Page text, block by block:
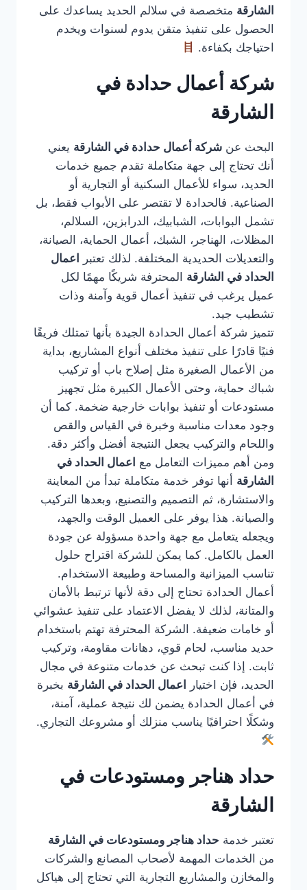
الشارقة متخصصة في سلالم الحديد يساعدك على
الحصول على تنفيذ متقن يدوم لسنوات ويخدم
احتياجك بكفاءة.
شركة أعمال حدادة في
الشارقة
البحث عن شركة أعمال حدادة في الشارقة يعني
أنك تحتاج إلى جهة متكاملة تقدم جميع خدمات
الحديد، سواء للأعمال السكنية أو التجارية أو
الصناعية. فالحدادة لا تقتصر على الأبواب فقط، بل
تشمل البوابات، الشبابيك، الدرابزين، السلالم،
المظلات، الهناجر، الشبك، أعمال الحماية، الصيانة،
والتعديلات الحديدية المختلفة. لذلك تعتبر
اعمال
الحداد في الشارقة المحترفة شريكًا مهمًا لكل
عميل يرغب في تنفيذ أعمال قوية وآمنة وذات
تشطيب جيد.
تتميز شركة أعمال الحدادة الجيدة بأنها تمتلك فريقًا
فنيًا قادرًا على تنفيذ مختلف أنواع المشاريع، بداية
من الأعمال الصغيرة مثل إصلاح باب أو تركيب
شباك حماية، وحتى الأعمال الكبيرة مثل تجهيز
مستودعات أو تنفيذ بوابات خارجية ضخمة. كما أن
وجود معدات مناسبة وخبرة في القياس والقص
واللحام والتركيب يجعل النتيجة أفضل وأكثر دقة.
ومن أهم مميزات التعامل مع اعمال الحداد في
الشارقة أنها توفر خدمة متكاملة تبدأ من المعاينة
والاستشارة، ثم التصميم والتصنيع، وبعدها التركيب
والصيانة. هذا يوفر على العميل الوقت والجهد،
ويجعله يتعامل مع جهة واحدة مسؤولة عن جودة
العمل بالكامل. كما يمكن للشركة اقتراح حلول
تناسب الميزانية والمساحة وطبيعة الاستخدام.
أعمال الحدادة تحتاج إلى دقة لأنها ترتبط بالأمان
والمتانة، لذلك لا يفضل الاعتماد على تنفيذ عشوائي
أو خامات ضعيفة. الشركة المحترفة تهتم باستخدام
حديد مناسب، لحام قوي، دهانات مقاومة، وتركيب
ثابت. إذا كنت تبحث عن خدمات متنوعة في مجال
الحديد، فإن اختيار
اعمال الحداد في الشارقة بخبرة
في أعمال الحدادة يضمن لك نتيجة عملية، آمنة،
وشكلًا احترافيًا يناسب منزلك أو مشروعك التجاري.
حداد هناجر ومستودعات في
الشارقة
تعتبر خدمة حداد هناجر ومستودعات في الشارقة
من الخدمات المهمة لأصحاب المصانع والشركات
والمخازن والمشاريع التجارية التي تحتاج إلى هياكل